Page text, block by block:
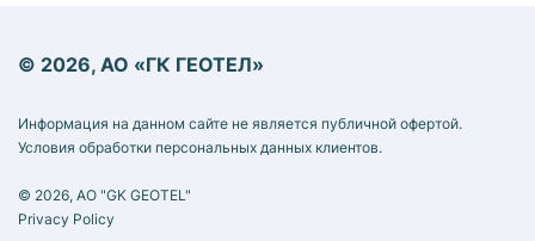
© 2026, АО «ГК ГЕОТЕЛ»
Информация на данном сайте не является публичной офертой.
Условия обработки персональных данных клиентов.
© 2026, AO "GK GEOTEL"
Privacy Policy